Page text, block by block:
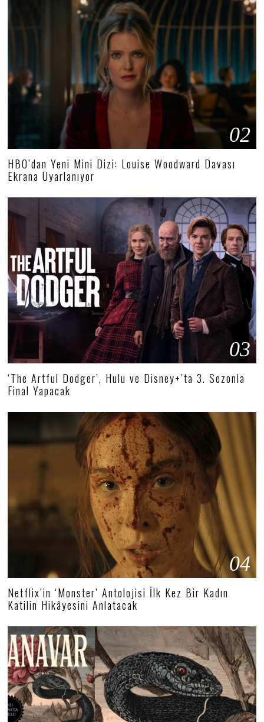
02
HBO’dan Yeni Mini Dizi: Louise Woodward Davası
Ekrana Uyarlanıyor
03
‘The Artful Dodger’, Hulu ve Disney+’ta 3. Sezonla
Final Yapacak
04
Netflix’in ‘Monster’ Antolojisi İlk Kez Bir Kadın
Katilin Hikâyesini Anlatacak